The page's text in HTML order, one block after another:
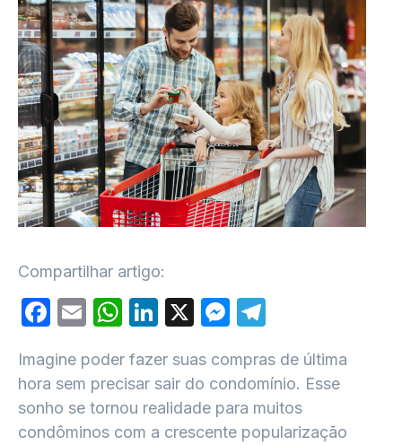
Compartilhar artigo:
Facebook
EmailWhatsApp
LinkedIn
X Messenger
Imagine poder fazer suas compras de última
hora sem precisar sair do condomínio. Esse
sonho se tornou realidade para muitos
condôminos com a crescente popularização